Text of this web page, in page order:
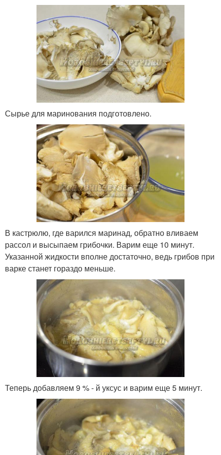
Сырье для маринования подготовлено.
В кастрюлю, где варился маринад, обратно вливаем
рассол и высыпаем грибочки. Варим еще 10 минут.
Указанной жидкости вполне достаточно, ведь грибов при
варке станет гораздо меньше.
Теперь добавляем 9 % - й уксус и варим еще 5 минут.